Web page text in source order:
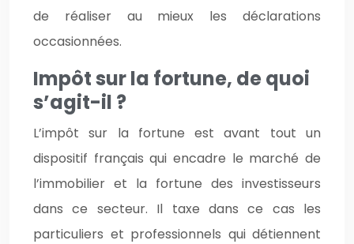
de réaliser au mieux les déclarations
occasionnées.
Impôt sur la fortune, de quoi
s’agit-il ?
L’impôt sur la fortune est avant tout un
dispositif français qui encadre le marché de
l’immobilier et la fortune des investisseurs
dans ce secteur. Il taxe dans ce cas les
particuliers et professionnels qui détiennent